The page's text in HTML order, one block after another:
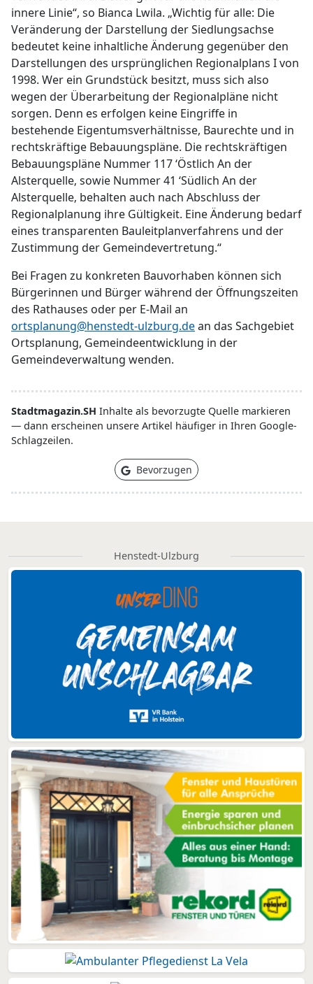
innere Linie“, so Bianca Lwila. „Wichtig für alle: Die
Veränderung der Darstellung der Siedlungsachse
bedeutet keine inhaltliche Änderung gegenüber den
Darstellungen des ursprünglichen Regionalplans I von
1998. Wer ein Grundstück besitzt, muss sich also
wegen der Überarbeitung der Regionalpläne nicht
sorgen. Denn es erfolgen keine Eingriffe in
bestehende Eigentumsverhältnisse, Baurechte und in
rechtskräftige Bebauungspläne. Die rechtskräftigen
Bebauungspläne Nummer 117 ‘Östlich An der
Alsterquelle‚ sowie Nummer 41 ‘Südlich An der
Alsterquelle‚ behalten auch nach Abschluss der
Regionalplanung ihre Gültigkeit. Eine Änderung bedarf
eines transparenten Bauleitplanverfahrens und der
Zustimmung der Gemeindevertretung.“
Bei Fragen zu konkreten Bauvorhaben können sich
Bürgerinnen und Bürger während der Öffnungszeiten
des Rathauses oder per E-Mail an
ortsplanung@henstedt-ulzburg.dean das Sachgebiet
Ortsplanung, Gemeindeentwicklung in der
Gemeindeverwaltung wenden.
Stadtmagazin.SH Inhalte als bevorzugte Quelle markieren
— dann erscheinen unsere Artikel häufiger in Ihren Google-
Schlagzeilen.
Bevorzugen
Henstedt-Ulzburg